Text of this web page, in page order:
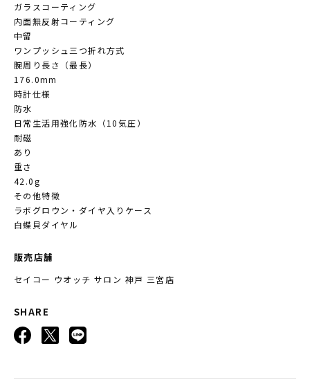
ガラスコーティング
内面無反射コーティング
中留
ワンプッシュ三つ折れ方式
腕周り長さ（最長）
176.0mm
時計仕様
防水
日常生活用強化防水（10気圧）
耐磁
あり
重さ
42.0g
その他特徴
ラボグロウン・ダイヤ入りケース
白蝶貝ダイヤル
販売店舗
セイコー ウオッチ サロン 神戸 三宮店
SHARE